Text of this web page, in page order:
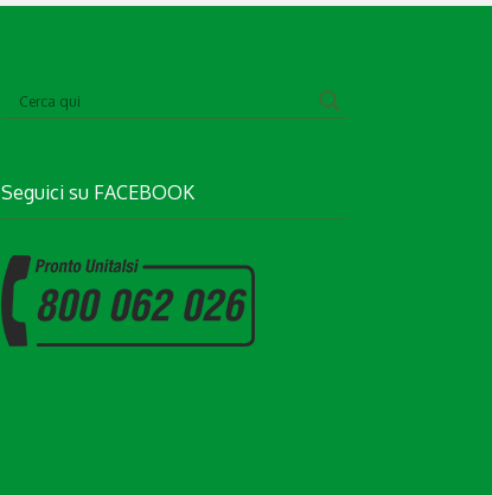
Seguici su FACEBOOK